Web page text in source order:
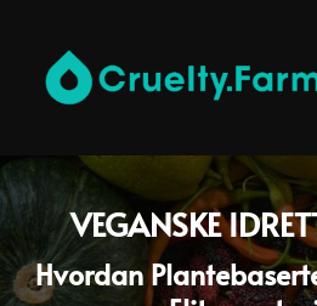
VEGANSKE
Hvordan